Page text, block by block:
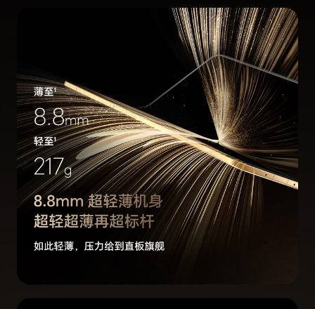
（ROM）
256GB(备注:*可使用的内存容量小于此值，因为
手机软件占用部分空间。)
拍摄功能
后置摄像头
后置三摄： 5000万像素广角摄像头(f/1.6光圈) +
5000万像素超广角摄像头(f/2.0光圈)+ 6400万像
素潜望式长焦摄像头(f/2.5 光圈) ，支持激光对
焦，支持后置色温传感器(备注:*不同拍照模式的
照片像素可能有差异，请以实际为准。)
前置摄像头
2000万像素广角摄像头（f/2.2光圈，内屏）+200
0万像素广角摄像头（f/2.2光圈，外屏）(备注:*不
同拍照模式的照片像素可能有差异，请以实际为
准。)
后置摄像头照片 最大可支持9216 × 6912像素(备注:*不同拍照模式